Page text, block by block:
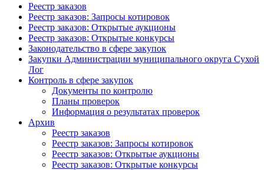
Реестр заказов
Реестр заказов: Запросы котировок
Реестр заказов: Открытые аукционы
Реестр заказов: Открытые конкурсы
Законодательство в сфере закупок
Закупки Администрации муниципального округа Сухой
Лог
Контроль в сфере закупок
Документы по контролю
Планы проверок
Информация о результатах проверок
Архив
Реестр заказов
Реестр заказов: Запросы котировок
Реестр заказов: Открытые аукционы
Реестр заказов: Открытые конкурсы